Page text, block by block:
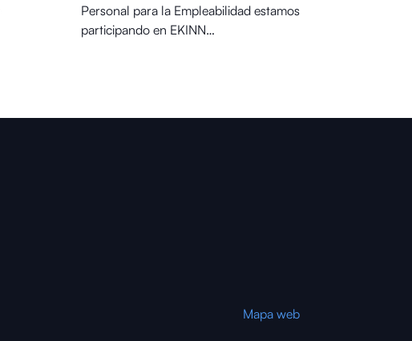
Personal para la Empleabilidad estamos
participando en EKINN…
Mapa web